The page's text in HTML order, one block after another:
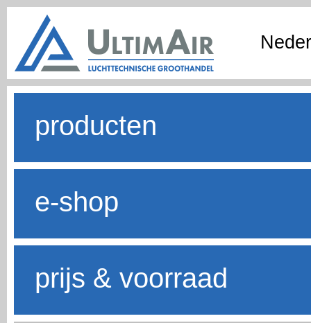
producten
e-shop
prijs & voorraad